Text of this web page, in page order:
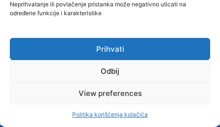
Neprihvatanje ili povlačenje pristanka može negativno uticati na
određene funkcije i karakteristike
Prihvati
Odbij
View preferences
Politika korišćenja kolačića
RS
MISBIH